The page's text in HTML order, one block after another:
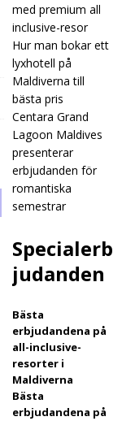
med premium all
inclusive-resor
Hur man bokar ett
lyxhotell på
Maldiverna till
bästa pris
Centara Grand
Lagoon Maldives
presenterar
erbjudanden för
romantiska
semestrar
Specialerb
judanden
Bästa
erbjudandena på
all-inclusive-
resorter i
Maldiverna
Bästa
erbjudandena på